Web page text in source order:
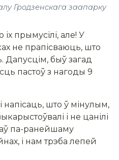
Гродзенскага заапарку
прымусілі, але! У
не прапісваюць, што
Дапусцім, быў загад
пастоў з нагоды 9
напісаць, што ў мінулым,
і не цанілі
па-ранейшаму
і нам трэба лепей